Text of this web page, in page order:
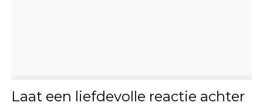
Laat een liefdevolle reactie achter